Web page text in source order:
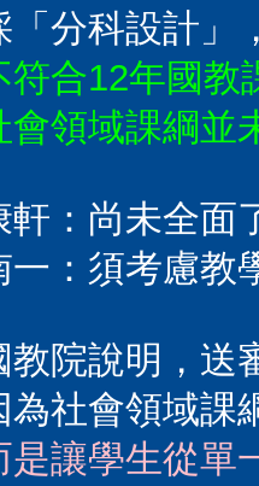
「分科設計」
符合12年國教
會領域課綱並
軒：尚未全面
一：須考慮教
教院說明，送
為社會領域課
是讓學生從單